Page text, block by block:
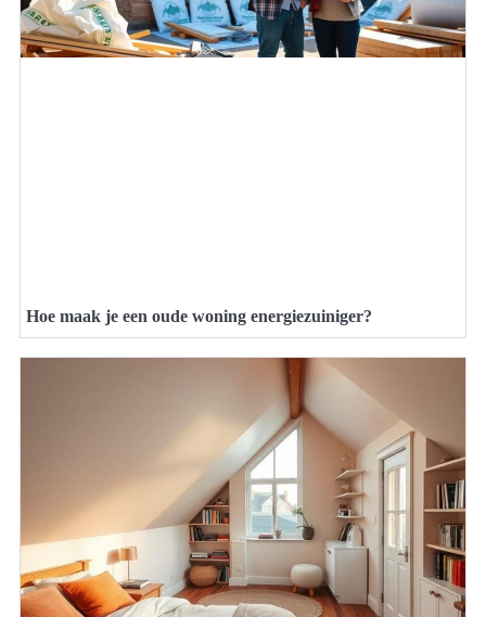
Hoe maak je een oude woning energiezuiniger?